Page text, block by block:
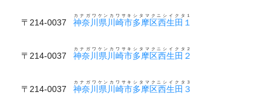
〒214-0037 神奈川県川崎市多摩区西生田１
カナガワケンカワサキシタマクニシイクタ１
〒214-0037 神奈川県川崎市多摩区西生田２
カナガワケンカワサキシタマクニシイクタ２
〒214-0037 神奈川県川崎市多摩区西生田３
カナガワケンカワサキシタマクニシイクタ３